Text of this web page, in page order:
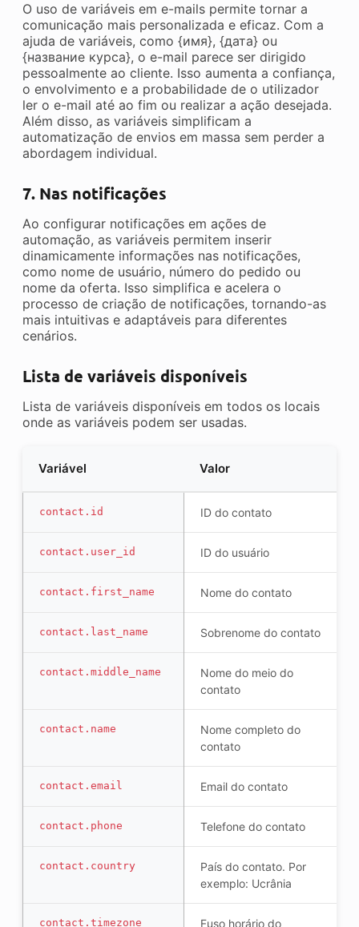
O uso de variáveis em e-mails permite tornar a
comunicação mais personalizada e eficaz. Com a
ajuda de variáveis, como {имя}, {дата} ou
{название курса}, o e-mail parece ser dirigido
pessoalmente ao cliente. Isso aumenta a confiança,
o envolvimento e a probabilidade de o utilizador
ler o e-mail até ao fim ou realizar a ação desejada.
Além disso, as variáveis simplificam a
automatização de envios em massa sem perder a
abordagem individual.
7. Nas notificações
Ao configurar notificações em ações de
automação, as variáveis permitem inserir
dinamicamente informações nas notificações,
como nome de usuário, número do pedido ou
nome da oferta. Isso simplifica e acelera o
processo de criação de notificações, tornando-as
mais intuitivas e adaptáveis para diferentes
cenários.
Lista de variáveis disponíveis
Lista de variáveis disponíveis em todos os locais
onde as variáveis podem ser usadas.
Variável Valor
contact.id ID do contato
contact.user_id ID do usuário
contact.first_name Nome do contato
contact.last_name Sobrenome do contato
contact.middle_name
Nome do meio do
contato
contact.name
Nome completo do
contato
contact.email Email do contato
contact.phone Telefone do contato
contact.country
País do contato. Por
exemplo: Ucrânia
contact.timezone Fuso horário do